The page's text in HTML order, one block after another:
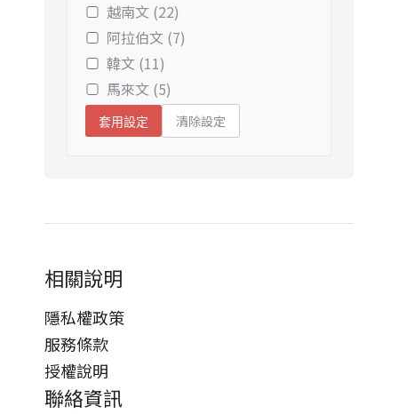
越南文 (22)
阿拉伯文 (7)
韓文 (11)
馬來文 (5)
套用設定 清除設定
相關說明
隱私權政策
服務條款
授權說明
聯絡資訊